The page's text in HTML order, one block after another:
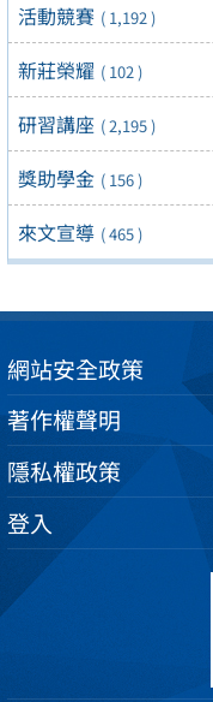
活動競賽 ( 1,192 )
新莊榮耀 ( 102 )
研習講座 ( 2,195 )
獎助學金 ( 156 )
來文宣導 ( 465 )
網站安全政策
著作權聲明
隱私權政策
登入